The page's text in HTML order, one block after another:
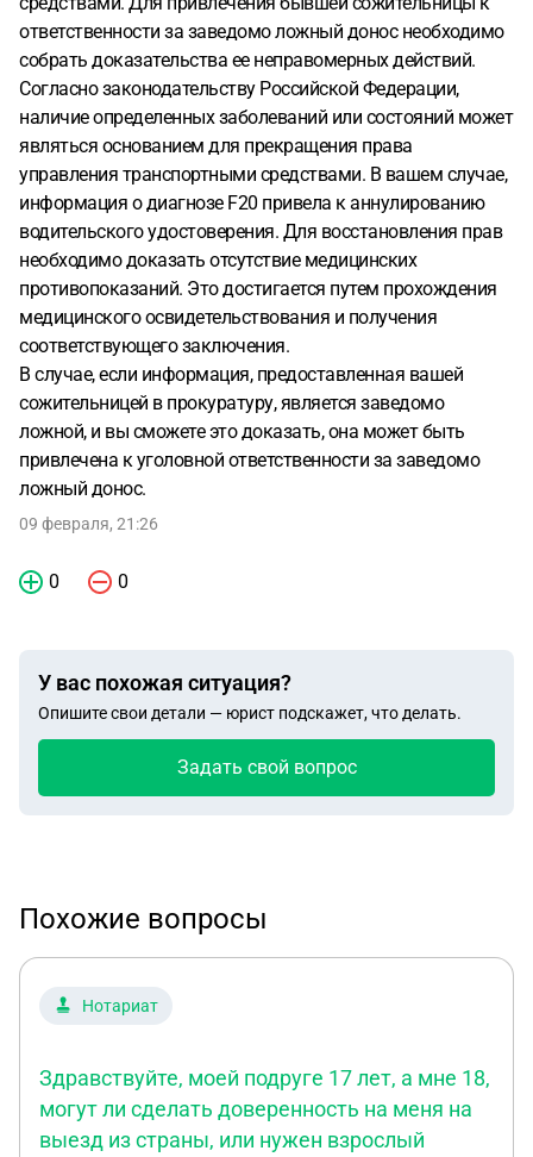
ответственности за заведомо ложный донос необходимо
собрать доказательства ее неправомерных действий.
Согласно законодательству Российской Федерации,
наличие определенных заболеваний или состояний может
являться основанием для прекращения права
управления транспортными средствами. В вашем случае,
информация о диагнозе F20 привела к аннулированию
водительского удостоверения. Для восстановления прав
необходимо доказать отсутствие медицинских
противопоказаний. Это достигается путем прохождения
медицинского освидетельствования и получения
соответствующего заключения.
В случае, если информация, предоставленная вашей
сожительницей в прокуратуру, является заведомо
ложной, и вы сможете это доказать, она может быть
привлечена к уголовной ответственности за заведомо
ложный донос.
09 февраля, 21:26
0 0
У вас похожая ситуация?
Опишите свои детали — юрист подскажет, что делать.
Задать свой вопрос
Похожие вопросы
Нотариат
Здравствуйте, моей подруге 17 лет, а мне 18,
могут ли сделать доверенность на меня на
выезд из страны, или нужен взрослый